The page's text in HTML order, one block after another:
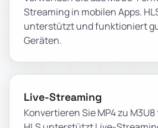
Streaming in mobilen Apps.
unterstützt und funktioniert
Geräten.
Live-Streaming
Konvertieren Sie MP4 zu